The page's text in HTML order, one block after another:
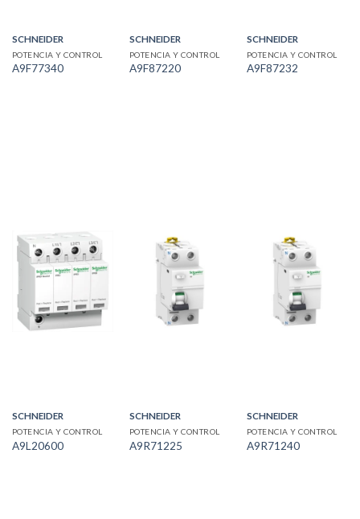
SCHNEIDER
POTENCIA Y CONTROL
A9F77340
SCHNEIDER
POTENCIA Y CONTROL
A9F87220
SCHNEIDER
POTENCIA Y CONTROL
A9F87232
SCHNEIDER
POTENCIA Y CONTROL
A9L20600
SCHNEIDER
POTENCIA Y CONTROL
A9R71225
SCHNEIDER
POTENCIA Y CONTROL
A9R71240